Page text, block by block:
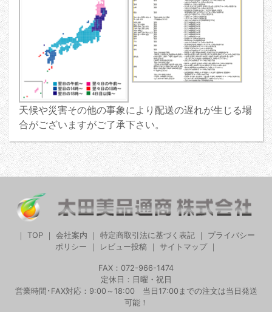
天候や災害その他の事象により配送の遅れが生じる場
合がございますがご了承下さい。
TOP 会社案内 特定商取引法に基づく表記
プライバシー
ポリシー
レビュー投稿｜ サイトマップ｜
FAX：072-966-1474
定休日：日曜・祝日
営業時間･FAX対応：9:00～18:00 当日17:00までの注文は当日発送
可能！